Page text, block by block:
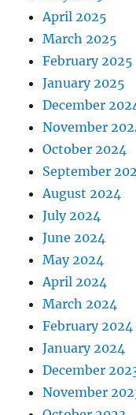
April 2025
March 2025
February 2025
January 2025
December
November
October 2024
September
August 2024
July 2024
June 2024
May 2024
April 2024
March 2024
February 2024
January 2024
December
November